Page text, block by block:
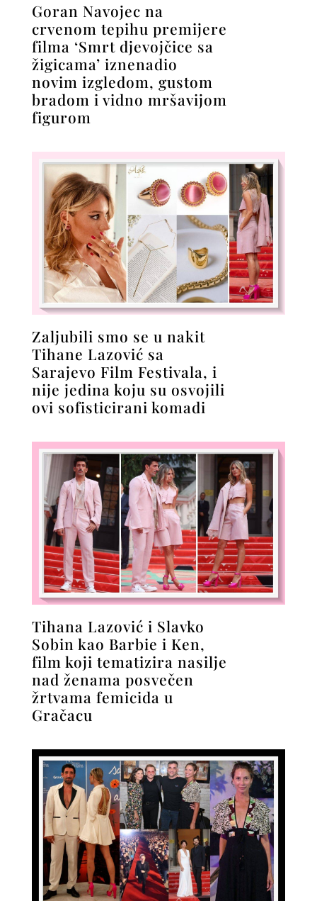
Goran Navojec na
crvenom tepihu premijere
filma ‘Smrt djevojčice sa
žigicama’ iznenadio
novim izgledom, gustom
bradom i vidno mršavijom
figurom
Zaljubili smo se u nakit
Tihane Lazović sa
Sarajevo Film Festivala, i
nije jedina koju su osvojili
ovi sofisticirani komadi
Tihana Lazović i Slavko
Sobin kao Barbie i Ken,
film koji tematizira nasilje
nad ženama posvečen
žrtvama femicida u
Gračacu